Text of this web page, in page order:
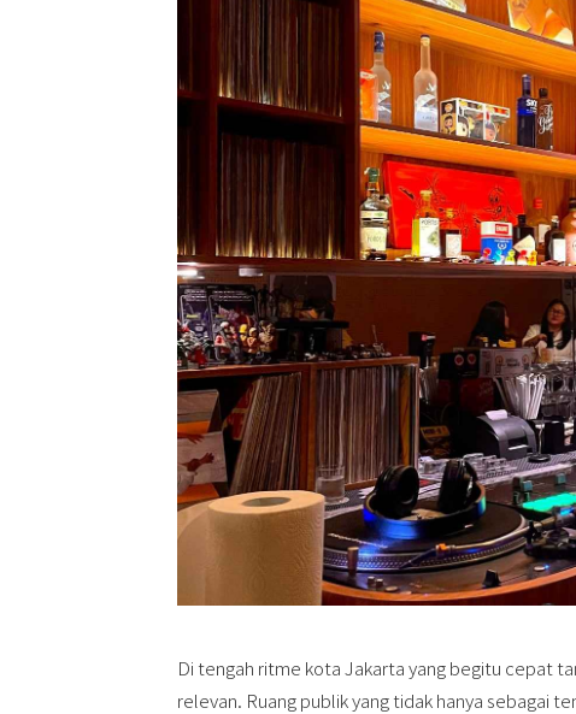
Di tengah ritme kota Jakarta yang begitu cepat
relevan. Ruang publik yang tidak hanya sebagai